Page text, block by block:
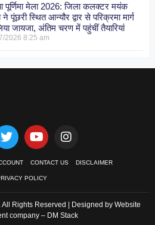
पूर्णिमा मेला 2026: जिला कलक्टर मयंक
ने पूंछरी स्थित आन्यौर द्वार से परिक्रमा मार्ग
जायजा, अंतिम चरण में पहुंचीं तैयारियां
20268:25 am
CONTACT US DISCLAIMER
POLICY
Rights Reserved | Designed by Website
company – DM Stack